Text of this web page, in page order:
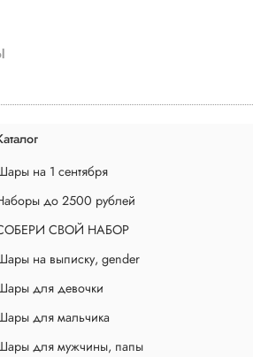
на 1 сентября
до 2500 рублей
СВОЙ НАБОР
на выписку, gender
для девочки
для мальчика
для мужчины, папы